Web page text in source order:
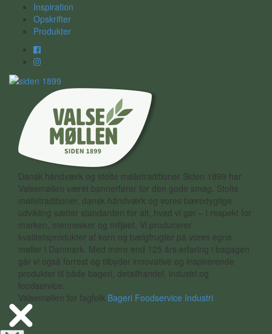
Inspiration
Opskrifter
Produkter
Dansk håndværk og stolte mølletraditioner Siden 1899 har
Valsemøllen været bannerfører for den gode smag. Stolte
mølletraditioner, dansk håndværk og vores bæredygtige
udvikling sætter standarden for alt, hvad vi gør – i respekt for
marken, mennesker og miljøet. Vi producerer
kvalitetsprodukter af korn og bælgfrugter på vores egne
møller i Danmark. Med mere end 125 års erfaring i bagagen
går vi også forrest og tilbyder innovative og inspirerende
produkter til både bageri, detailhandel, industri og
foodservice.
Valsemøllen for fagfolk Bageri Foodservice Industri